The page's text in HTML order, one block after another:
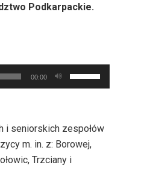
Podkarpackie.
00:00
strzałek
oraz
do
dołu
i seniorskich zespołów
m. in. z: Borowej,
Trzciany i